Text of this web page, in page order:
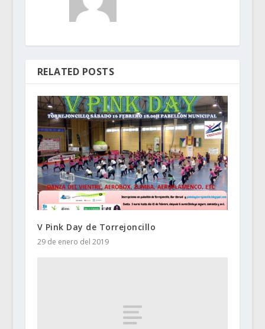
RELATED POSTS
V Pink Day de Torrejoncillo
29 de enero del 2019